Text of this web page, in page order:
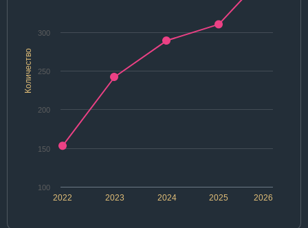
Количество
2022 2024 2026
2023 2025
100
150
200
250
300